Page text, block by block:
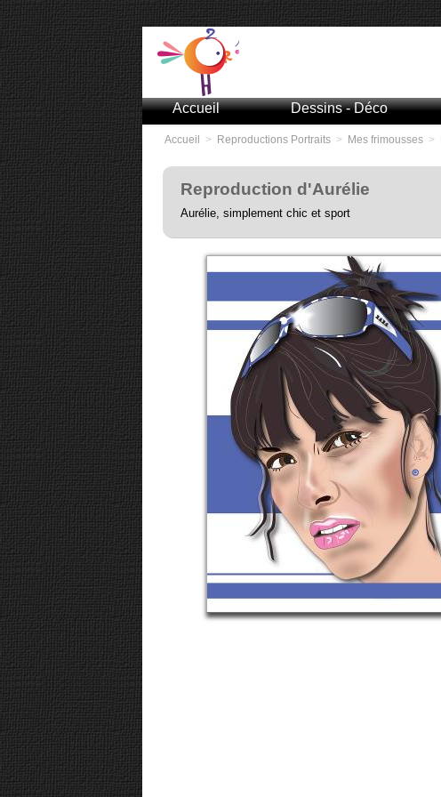
Accueil Dessins - Déco
Accueil > Reproductions Portraits> Mes frimousses>
Reproduction d'Aurélie
Aurélie, simplement chic et sport